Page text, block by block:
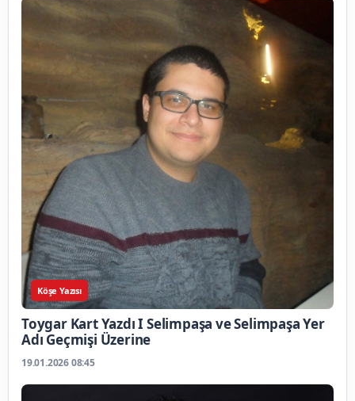
Köşe Yazısı
Toygar Kart Yazdı I Selimpaşa ve Selimpaşa Yer
Adı Geçmişi Üzerine
19.01.2026 08:45